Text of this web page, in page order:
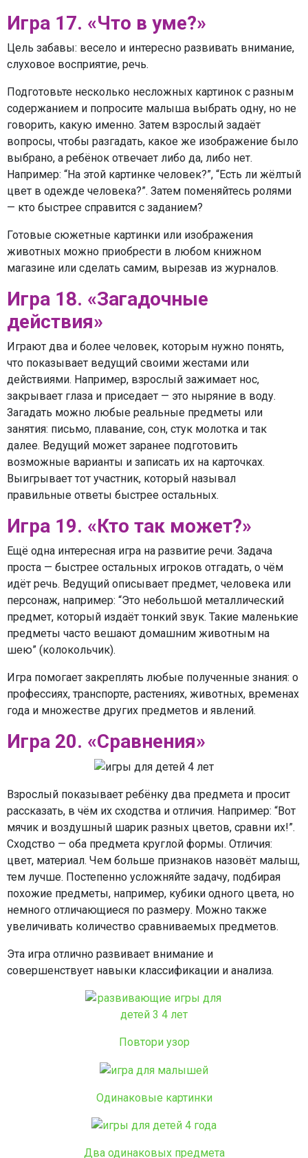
Игра 17. «Что в уме?»
Цель забавы: весело и интересно развивать внимание,
слуховое восприятие, речь.
Подготовьте несколько несложных картинок с разным
содержанием и попросите малыша выбрать одну, но не
говорить, какую именно. Затем взрослый задаёт
вопросы, чтобы разгадать, какое же изображение было
выбрано, а ребёнок отвечает либо да, либо нет.
Например: “На этой картинке человек?”, “Есть ли жёлтый
цвет в одежде человека?”. Затем поменяйтесь ролями
— кто быстрее справится с заданием?
Готовые сюжетные картинки или изображения
животных можно приобрести в любом книжном
магазине или сделать самим, вырезав из журналов.
Игра 18. «Загадочные
действия»
Играют два и более человек, которым нужно понять,
что показывает ведущий своими жестами или
действиями. Например, взрослый зажимает нос,
закрывает глаза и приседает — это ныряние в воду.
Загадать можно любые реальные предметы или
занятия: письмо, плавание, сон, стук молотка и так
далее. Ведущий может заранее подготовить
возможные варианты и записать их на карточках.
Выигрывает тот участник, который называл
правильные ответы быстрее остальных.
Игра 19. «Кто так может?»
Ещё одна интересная игра на развитие речи. Задача
проста — быстрее остальных игроков отгадать, о чём
идёт речь. Ведущий описывает предмет, человека или
персонаж, например: “Это небольшой металлический
предмет, который издаёт тонкий звук. Такие маленькие
предметы часто вешают домашним животным на
шею” (колокольчик).
Игра помогает закреплять любые полученные знания: о
профессиях, транспорте, растениях, животных, временах
года и множестве других предметов и явлений.
Игра 20. «Сравнения»
Взрослый показывает ребёнку два предмета и просит
рассказать, в чём их сходства и отличия. Например: “Вот
мячик и воздушный шарик разных цветов, сравни их!”.
Сходство — оба предмета круглой формы. Отличия:
цвет, материал. Чем больше признаков назовёт малыш,
тем лучше. Постепенно усложняйте задачу, подбирая
похожие предметы, например, кубики одного цвета, но
немного отличающиеся по размеру. Можно также
увеличивать количество сравниваемых предметов.
Эта игра отлично развивает внимание и
совершенствует навыки классификации и анализа.
Повтори узор
Одинаковые картинки
Два одинаковых предмета